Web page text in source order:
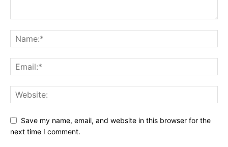
Save my name, email, and website in this browser for the
next time I comment.